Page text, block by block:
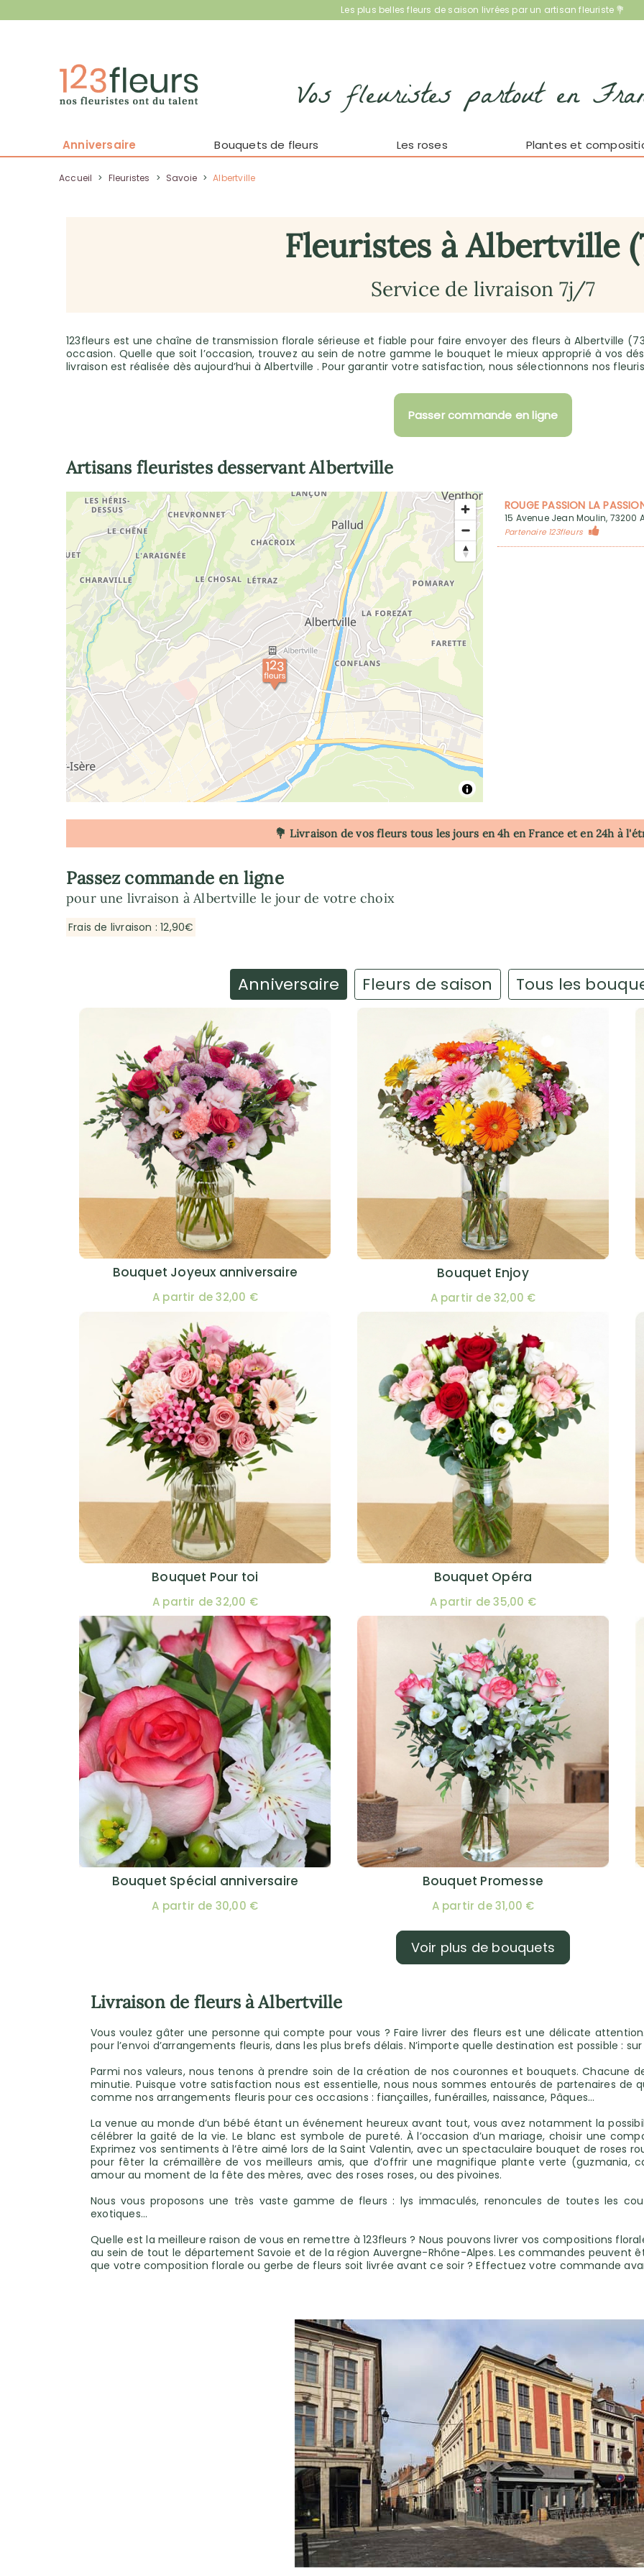
Les plus belles fleurs de saison livrées par un artisan fleuriste 💐
Vos fleuristes partout en
Anniversaire Bouquets de fleurs Les roses Plantes et
Accueil > Fleuristes > Savoie > Albertville
Fleuristes à Albertville
Service de livraison 7j/7
123fleurs est une chaîne de transmission florale sérieuse et fiable pour faire envoyer des fleurs à Albertville
occasion. Quelle que soit l’occasion, trouvez au sein de notre gamme le bouquet le mieux approprié à vos
livraison est réalisée dès aujourd’hui à Albertville . Pour garantir votre satisfaction, nous sélectionnons nos
Passer commande en ligne
Artisans fleuristes desservantAlbertville
ROUGE PASSION LA
15 Avenue Jean Moulin, 73200
Partenaire 123fleurs
💐 Livraison de vos fleurs tous les jours en 4h en France et en 24h à
Passez commande en ligne
pour une livraison à Albertville le jour de votre choix
Frais de livraison : 12,90€
Anniversaire Fleurs de saison Tous les
Bouquet Joyeux anniversaire
A partir de 32,00 €
Bouquet Enjoy
A partir de 32,00 €
Bouquet Pour toi
A partir de 32,00 €
Bouquet Opéra
A partir de 35,00 €
Bouquet Spécial anniversaire
A partir de 30,00 €
Bouquet Promesse
A partir de 31,00 €
Voir plus de bouquets
Livraison de fleurs à Albertville
Vous voulez gâter une personne qui compte pour vous ? Faire livrer des fleurs est une délicate
pour l’envoi d’arrangements fleuris, dans les plus brefs délais. N’importe quelle destination est possible :
Parmi nos valeurs, nous tenons à prendre soin de la création de nos couronnes et bouquets. Chacune
minutie. Puisque votre satisfaction nous est essentielle, nous nous sommes entourés de partenaires de
comme nos arrangements fleuris pour ces occasions : fiançailles, funérailles, naissance, Pâques…
La venue au monde d’un bébé étant un événement heureux avant tout, vous avez notamment la
célébrer la gaité de la vie. Le blanc est symbole de pureté. À l’occasion d’un mariage, choisir une
Exprimez vos sentiments à l’être aimé lors de la Saint Valentin, avec un spectaculaire bouquet de roses
pour fêter la crémaillère de vos meilleurs amis, que d’offrir une magnifique plante verte (guzmania,
amour au moment de la fête des mères, avec des roses roses, ou des pivoines.
Nous vous proposons une très vaste gamme de fleurs : lys immaculés, renoncules de toutes les
exotiques...
Quelle est la meilleure raison de vous en remettre à 123fleurs ? Nous pouvons livrer vos compositions
au sein de tout le département Savoie et de la région Auvergne-Rhône-Alpes. Les commandes peuvent
que votre composition florale ou gerbe de fleurs soit livrée avant ce soir ? Effectuez votre commande